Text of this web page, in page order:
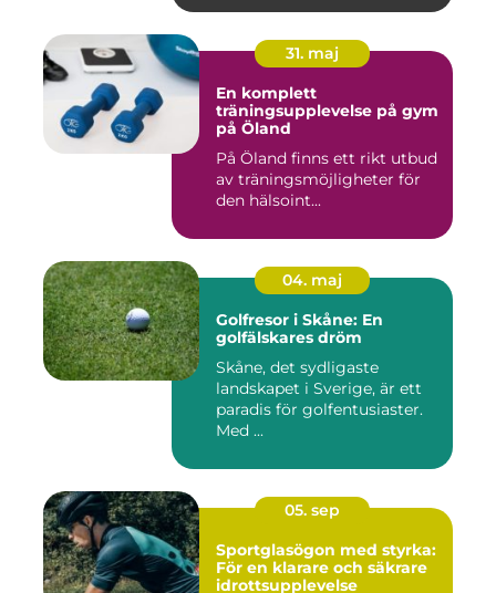
31. maj
En komplett
träningsupplevelse på gym
på Öland
På Öland finns ett rikt utbud
av träningsmöjligheter för
den hälsoint...
04. maj
Golfresor i Skåne: En
golfälskares dröm
Skåne, det sydligaste
landskapet i Sverige, är ett
paradis för golfentusiaster.
Med ...
05. sep
Sportglasögon med styrka:
För en klarare och säkrare
idrottsupplevelse